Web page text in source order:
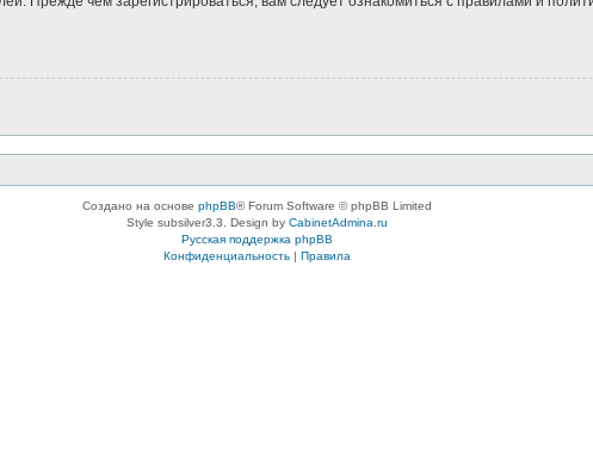
Создано на основе phpBB® Forum Software © phpBB Limited
Style subsilver3.3. Design by CabinetAdmina.ru
Русская поддержка phpBB
Конфиденциальность| Правила